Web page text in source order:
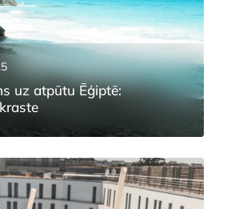
uz atpūtu Ēģiptē: